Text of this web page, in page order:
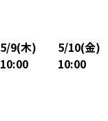
5/9(木)
10:00
5/10(金)
10:00